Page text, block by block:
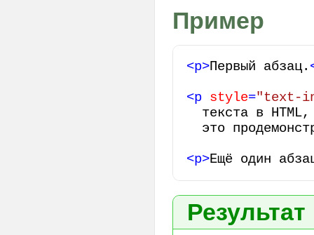
Пример
<p>Первый абзац.
<p style="text-
текста в
это
<p>Ещё один
Результат